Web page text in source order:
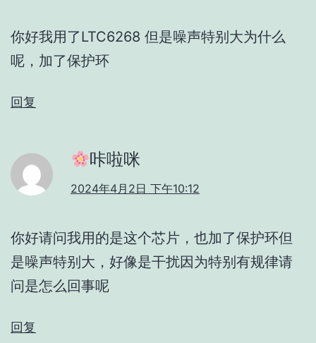
你好我用了LTC6268 但是噪声特别大为什么
呢，加了保护环
回复
咔啦咪
2024年4月2日 下午10:12
你好请问我用的是这个芯片，也加了保护环但
是噪声特别大，好像是干扰因为特别有规律请
问是怎么回事呢
回复